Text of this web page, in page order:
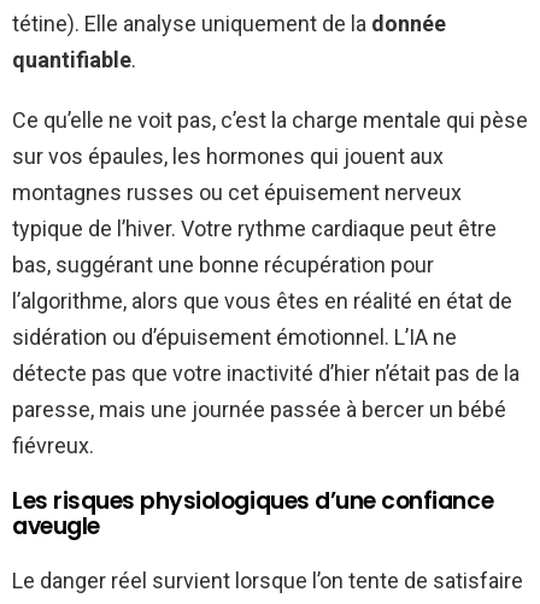
tétine). Elle analyse uniquement de la donnée
quantifiable.
Ce qu’elle ne voit pas, c’est la charge mentale qui pèse
sur vos épaules, les hormones qui jouent aux
montagnes russes ou cet épuisement nerveux
typique de l’hiver. Votre rythme cardiaque peut être
bas, suggérant une bonne récupération pour
l’algorithme, alors que vous êtes en réalité en état de
sidération ou d’épuisement émotionnel. L’IA ne
détecte pas que votre inactivité d’hier n’était pas de la
paresse, mais une journée passée à bercer un bébé
fiévreux.
Les risques physiologiques d’une confiance
aveugle
Le danger réel survient lorsque l’on tente de satisfaire